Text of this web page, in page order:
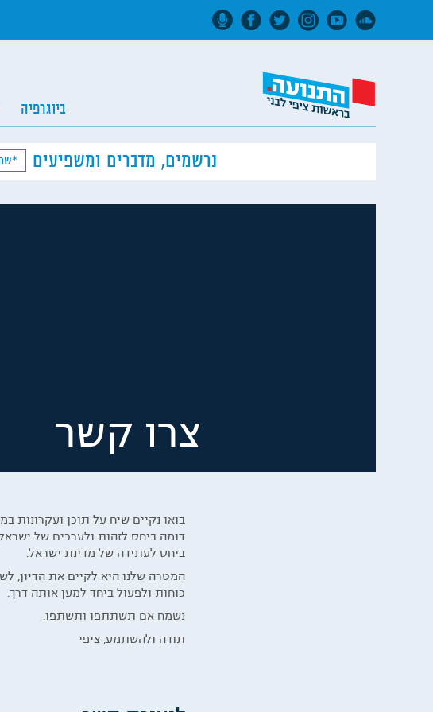
ביוגרפיה
נרשמים, מדברים ומשפיעים
צרו קשר
בואו נקיים שיח על תוכן ועקרונות
דומה ביחס לזהות ולערכים של
ביחס לעתידה של מדינת ישראל.
המטרה שלנו היא לקיים את הדיון,
כוחות ולפעול ביחד למען אותה דרך.
נשמח אם תשתתפו ותשתפו.
תודה ולהשתמע, ציפי